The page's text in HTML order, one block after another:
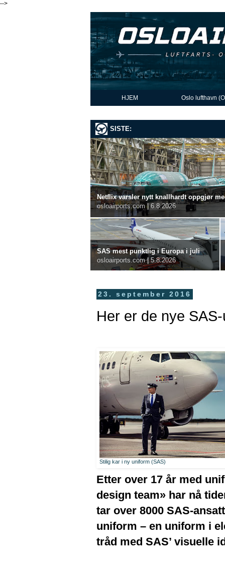
-->
HJEM Oslo lufthavn
SISTE:
Netflix varsler nytt knallhardt oppgjør
osloairports.com | 6.8.2026
SAS mest punktlig i Europa i juli
osloairports.com | 5.8.2026
23. september 2016
Her er de nye
Stilig kar i ny uniform (SAS)
Etter over 17 år med
design team» har nå
tar over 8000 SAS-
uniform – en uniform i
tråd med SAS’ visuelle